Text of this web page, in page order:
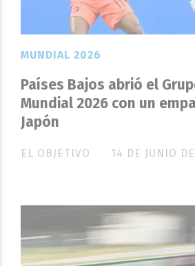
Países Bajos abrió el
Mundial 2026 con un
Japón
EL OBJETIVO
MUNDIAL 2026
14 DE JUNIO